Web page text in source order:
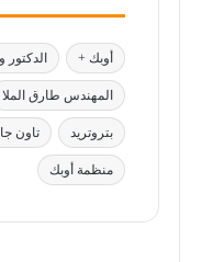
أوبك +
المهندس طارق الملا
بتروتريد تاون
منظمة أوبك